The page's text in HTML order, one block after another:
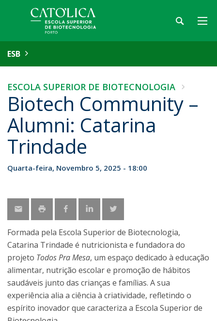
ESB
ESCOLA SUPERIOR DE BIOTECNOLOGIA
Biotech Community –
Alumni: Catarina
Trindade
Quarta-feira, Novembro 5, 2025 - 18:00
Formada pela Escola Superior de Biotecnologia,
Catarina Trindade é nutricionista e fundadora do
projeto Todos Pra Mesa, um espaço dedicado à educação
alimentar, nutrição escolar e promoção de hábitos
saudáveis junto das crianças e famílias. A sua
experiência alia a ciência à criatividade, refletindo o
espírito inovador que caracteriza a Escola Superior de